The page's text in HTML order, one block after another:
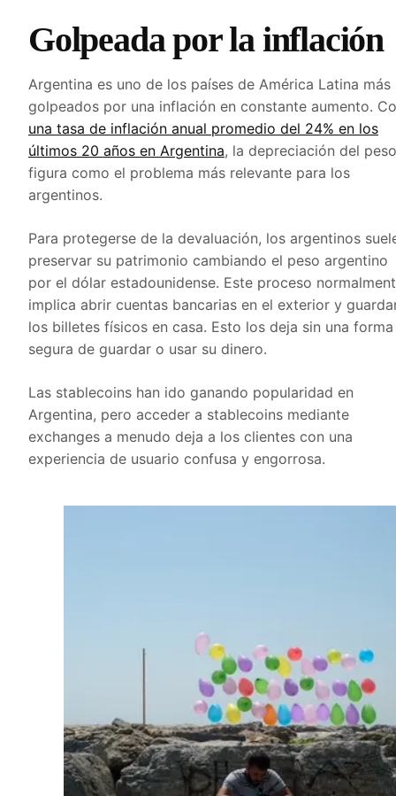
Golpeada por la inflación
Argentina es uno de los países de América Latina más
golpeados por una inflación en constante aumento.
una tasa de inflación anual promedio del 24% en los
últimos 20 años en Argentina, la depreciación del peso
figura como el problema más relevante para los
argentinos.
Para protegerse de la devaluación, los argentinos
preservar su patrimonio cambiando el peso argentino
por el dólar estadounidense. Este proceso
implica abrir cuentas bancarias en el exterior y
los billetes físicos en casa. Esto los deja sin una forma
segura de guardar o usar su dinero.
Las stablecoins han ido ganando popularidad en
Argentina, pero acceder a stablecoins mediante
exchanges a menudo deja a los clientes con una
experiencia de usuario confusa y engorrosa.